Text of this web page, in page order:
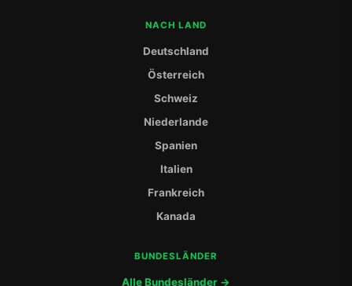
NACH LAND
Deutschland
Österreich
Schweiz
Niederlande
Spanien
Italien
Frankreich
Kanada
BUNDESLÄNDER
Alle Bundesländer →